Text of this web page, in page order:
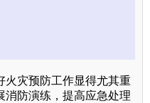
火灾预防工作显得尤其重
消防演练，提高应急处理